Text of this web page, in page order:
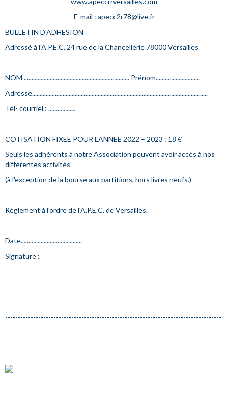
E-mail : apecc2r78@live.fr
BULLETIN D'ADHESION
Adressé à l'A.P.E.C, 24 rue de la Chancellerie 78000 Versailles
NOM ..................................................................... Prénom.............................
Adresse...................................................................................................................
Tél- courriel : ..................
COTISATION FIXEE POUR L'ANNEE 2022 – 2023 : 18 €
Seuls les adhérents à notre Association peuvent avoir accès à nos
différentes activités
(à l'exception de la bourse aux partitions, hors livres neufs.)
Règlement à l'ordre de l'A.P.E.C. de Versailles.
Date........................................
Signature :
-------------------------------------------------------------------------------------
-------------------------------------------------------------------------------------
-----